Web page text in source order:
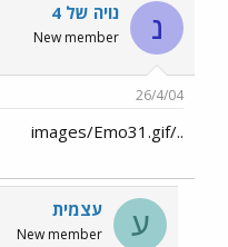
נ נויה של 4
New member
26/4/04
../images/Emo31.gif
ע עצמית
New member